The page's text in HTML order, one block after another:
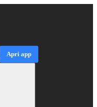
Apri app